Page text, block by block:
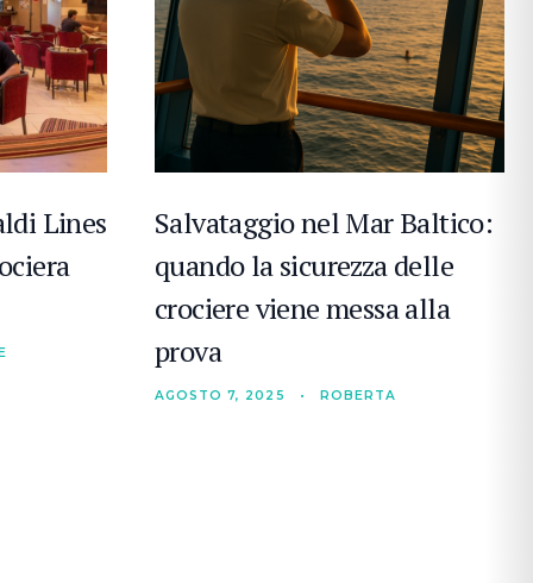
Lines
Salvataggio nel Mar Baltico:
quando la sicurezza delle
crociere viene messa alla
prova
AGOSTO 7, 2025 • ROBERTA